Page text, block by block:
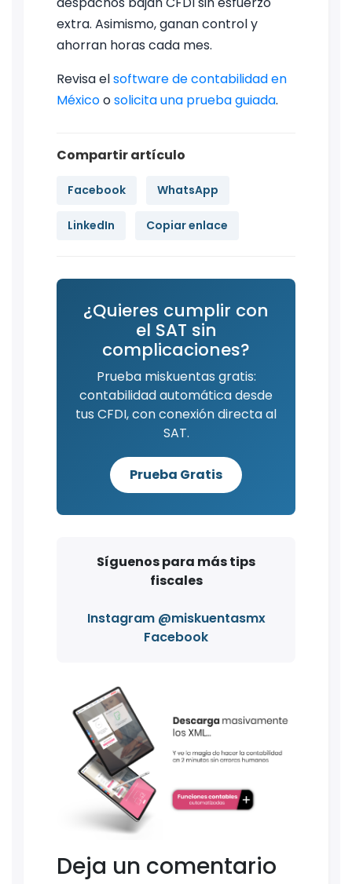
extra. Asimismo, ganan control y
ahorran horas cada mes.
Revisa elsoftware de contabilidad en
Méxicoosolicita una prueba guiada.
Compartir artículo
Facebook WhatsApp
LinkedIn Copiar enlace
¿Quieres cumplir con
el SAT sin
complicaciones?
Prueba miskuentas gratis:
contabilidad automática desde
tus CFDI, con conexión directa al
SAT.
Prueba Gratis
Síguenos para más tips
fiscales
Instagram @miskuentasmx
Facebook
Deja un comentario